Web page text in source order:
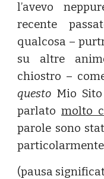
l’avevo
recente
qualcosa –
su altre
chiostro –
questo Mio
parlatomolto
parole sono
particolarmente
(pausa